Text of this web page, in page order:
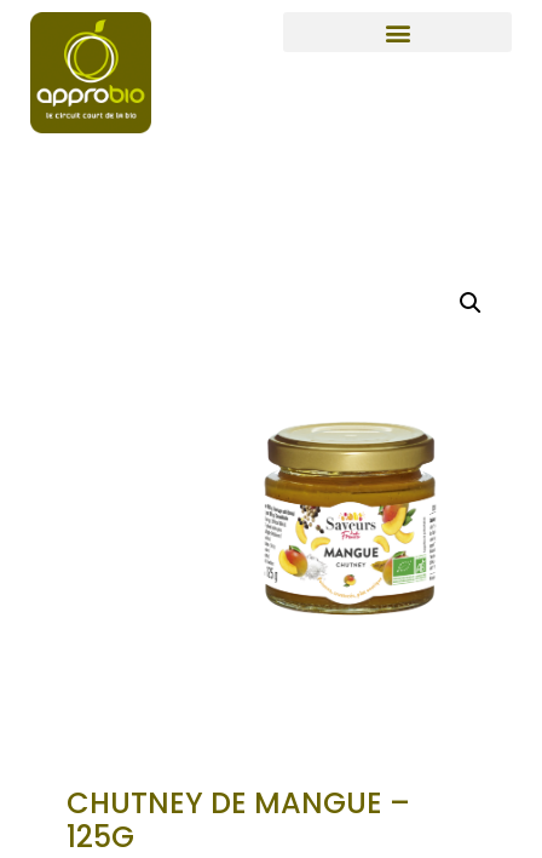
CHUTNEY DE MANGUE –
125G